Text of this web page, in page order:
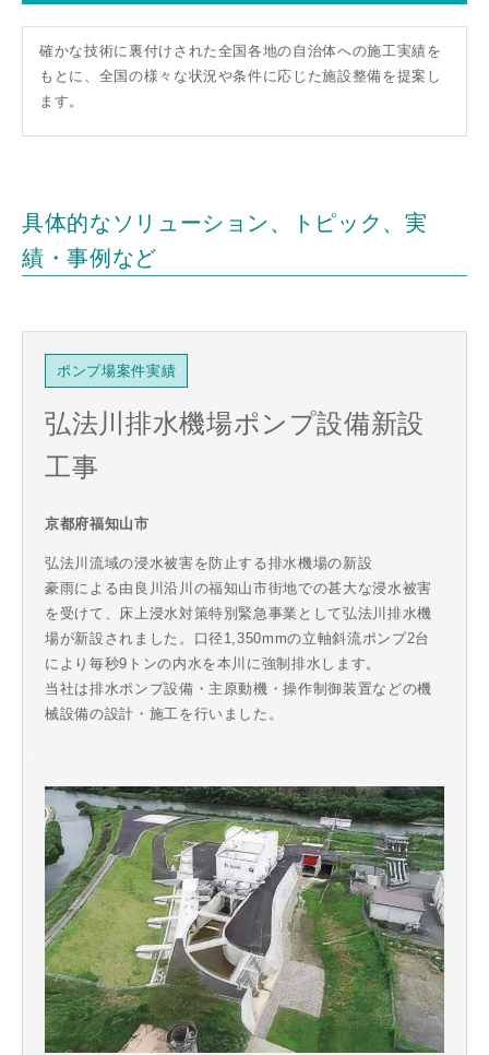
確かな技術に裏付けされた全国各地の自治体への施工実績を
もとに、全国の様々な状況や条件に応じた施設整備を提案し
ます。
具体的なソリューション、トピック、実
績・事例など
ポンプ場案件実績
弘法川排水機場ポンプ設備新設
工事
京都府福知山市
弘法川流域の浸水被害を防止する排水機場の新設
豪雨による由良川沿川の福知山市街地での甚大な浸水被害
を受けて、床上浸水対策特別緊急事業として弘法川排水機
場が新設されました。口径1,350mmの立軸斜流ポンプ2台
により毎秒9トンの内水を本川に強制排水します。
当社は排水ポンプ設備・主原動機・操作制御装置などの機
械設備の設計・施工を行いました。